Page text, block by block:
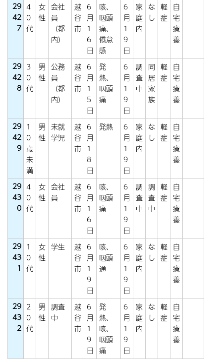
29
42
7
4
0
代
女
性
会社
員
（都
内）
越
谷
市
6
月
1
6
日
咳、
咽頭
痛、
倦怠
感
6
月
1
9
日
家
庭
内
な
し
軽
症
自
宅
療
養
29
42
8
3
0
代
男
性
公務
員
（都
内）
越
谷
市
6
月
1
5
日
発
熱、
咽頭
痛
6
月
1
9
日
調
査
中
同
居
家
族
軽
症
自
宅
療
養
29
42
9
1
0
歳
未
満
男
性
未就
学児
越
谷
市
6
月
1
8
日
発熱
6
月
1
9
日
家
庭
内
な
し
軽
症
自
宅
療
養
29
43
0
4
0
代
女
性
会社
員
越
谷
市
6
月
1
6
日
咳、
咽頭
痛
6
月
1
9
日
調
査
中
調
査
中
軽
症
自
宅
療
養
29
43
1
1
0
代
女
性
学生
越
谷
市
6
月
1
9
日
咳、
咽頭
通
6
月
1
9
日
家
庭
内
な
し
軽
症
自
宅
療
養
29
43
2
2
0
代
男
性
調査
中
越
谷
市
6
月
1
9
日
発
熱、
咳、
咽頭
痛
6
月
1
9
日
家
庭
内
な
し
軽
症
自
宅
療
養